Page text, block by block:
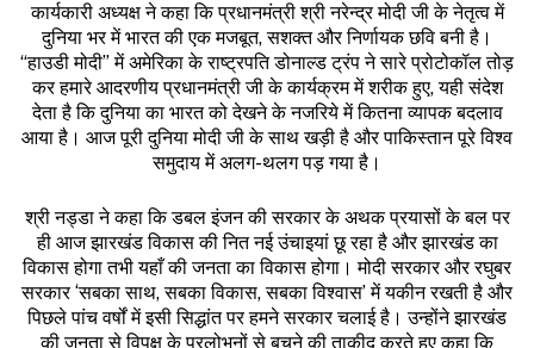
कार्यकारी अध्यक्ष ने कहा कि प्रधानमंत्री श्री नरेन्द्र मोदी जी के नेतृत्व में
दुनिया भर में भारत की एक मजबूत, सशक्त और निर्णायक छवि बनी है।
“हाउडी मोदी” में अमेरिका के राष्ट्रपति डोनाल्ड ट्रंप ने सारे प्रोटोकॉल तोड़
कर हमारे आदरणीय प्रधानमंत्री जी के कार्यक्रम में शरीक हुए, यही संदेश
देता है कि दुनिया का भारत को देखने के नजरिये में कितना व्यापक बदलाव
आया है। आज पूरी दुनिया मोदी जी के साथ खड़ी है और पाकिस्तान पूरे विश्व
समुदाय में अलग-थलग पड़ गया है।
श्री नड्डा ने कहा कि डबल इंजन की सरकार के अथक प्रयासों के बल पर
ही आज झारखंड विकास की नित नई उंचाइयां छू रहा है और झारखंड का
विकास होगा तभी यहाँ की जनता का विकास होगा। मोदी सरकार और रघुबर
सरकार ‘सबका साथ, सबका विकास, सबका विश्वास’ में यकीन रखती है और
पिछले पांच वर्षों में इसी सिद्धांत पर हमने सरकार चलाई है। उन्होंने झारखंड
की जनता से विपक्ष के प्रलोभनों से बचने की ताकीद करते हुए कहा कि